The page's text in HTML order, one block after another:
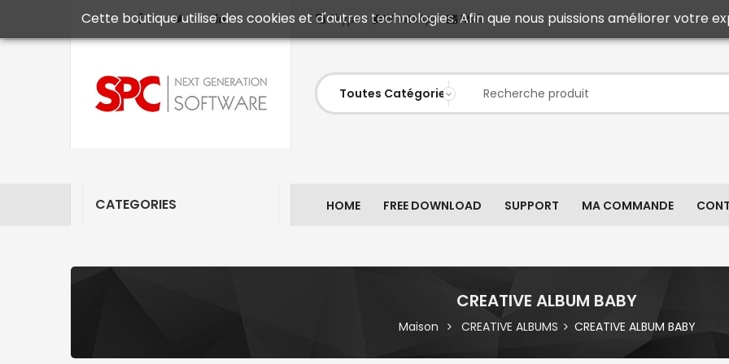
Skype WhatsApp Mail
CATEGORIES HOME FREE DOWNLOAD SUPPORT MA COMMANDE
CREATIVE ALBUM BABY
Maison CREATIVE ALBUMS CREATIVE ALBUM BABY
Cette boutique utilise des cookies et d'autres technologies. Afin que nous puissions améliorer votre